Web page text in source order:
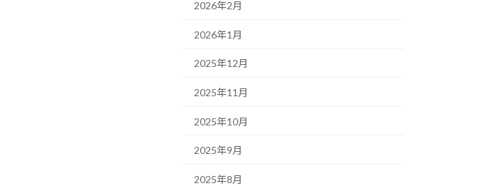
2026年2月
2026年1月
2025年12月
2025年11月
2025年10月
2025年9月
2025年8月